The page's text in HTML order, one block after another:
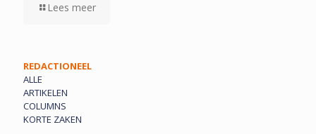
Lees meer
REDACTIONEEL
ALLE
ARTIKELEN
COLUMNS
KORTE ZAKEN